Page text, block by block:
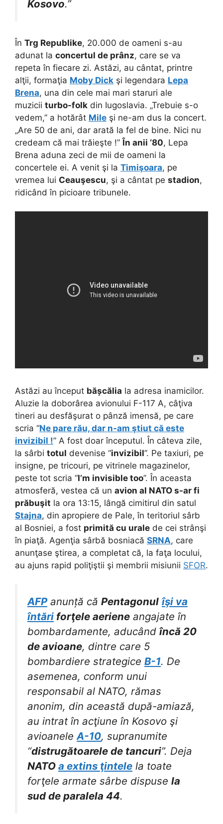
Kosovo.”
În Trg Republike, 20.000 de oameni s-au
adunat la concertul de prânz, care se va
repeta în fiecare zi. Astăzi, au cântat, printre
alţii, formaţia Moby Dick şi legendara Lepa
Brena, una din cele mai mari staruri ale
muzicii turbo-folk din Iugoslavia. „Trebuie s-o
vedem,” a hotărât Mile şi ne-am dus la concert.
„Are 50 de ani, dar arată la fel de bine. Nici nu
credeam că mai trăieşte !”În anii ‘80, Lepa
Brena aduna zeci de mii de oameni la
concertele ei. A venit şi la Timişoara, pe
vremea lui Ceauşescu, şi a cântat pe stadion,
ridicând în picioare tribunele.
Astăzi au început bășcălia la adresa inamicilor.
Aluzie la doborârea avionului F-117 A, câţiva
tineri au desfăşurat o pânză imensă, pe care
scria “Ne pare rău, dar n-am ştiut că este
invizibil !” A fost doar începutul. În câteva zile,
la sârbi totul devenise “invizibil”. Pe taxiuri, pe
insigne, pe tricouri, pe vitrinele magazinelor,
peste tot scria “I’m invisible too”. În aceasta
atmosferă, vestea că un avion al NATO s-ar fi
prăbuşit la ora 13:15, lângă cimitirul din satul
Stajna, din apropiere de Pale, în teritoriul sârb
al Bosniei, a fost primită cu urale de cei strânşi
în piaţă. Agenţia sârbă bosniacă SRNA, care
anunţase ştirea, a completat că, la faţa locului,
au ajuns rapid poliţiştii şi membrii misiunii SFOR.
AFPanunță că Pentagonul îşi va
întări forţele aeriene angajate în
bombardamente, aducând încă 20
de avioane, dintre care 5
bombardiere strategice B-1. De
asemenea, conform unui
responsabil al NATO, rămas
anonim, din această după-amiază,
au intrat în acţiune în Kosovo şi
avioaneleA-10, supranumite
“distrugătoarele de tancuri”. Deja
NATO a extins ţintele la toate
forţele armate sârbe dispuse la
sud de paralela 44.